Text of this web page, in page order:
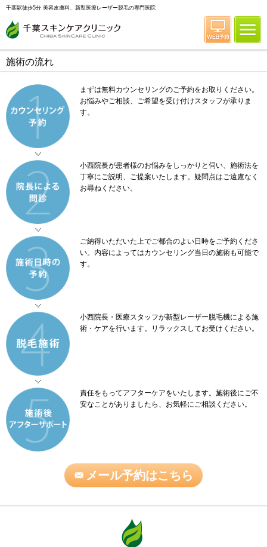
千葉駅徒歩5分 美容皮膚科、新型医療レーザー脱毛の専門医院
施術の流れ
まずは無料カウンセリングのご予約をお取りください。
お悩みやご相談、ご希望を受け付けスタッフが承りま
す。
小西院長が患者様のお悩みをしっかりと伺い、施術法を
丁寧にご説明、ご提案いたします。疑問点はご遠慮なく
お尋ねください。
ご納得いただいた上でご都合のよい日時をご予約くださ
い。内容によってはカウンセリング当日の施術も可能で
す。
小西院長・医療スタッフが新型レーザー脱毛機による施
術・ケアを行います。リラックスしてお受けください。
責任をもってアフターケアをいたします。施術後にご不
安なことがありましたら、お気軽にご相談ください。
メール予約はこちら